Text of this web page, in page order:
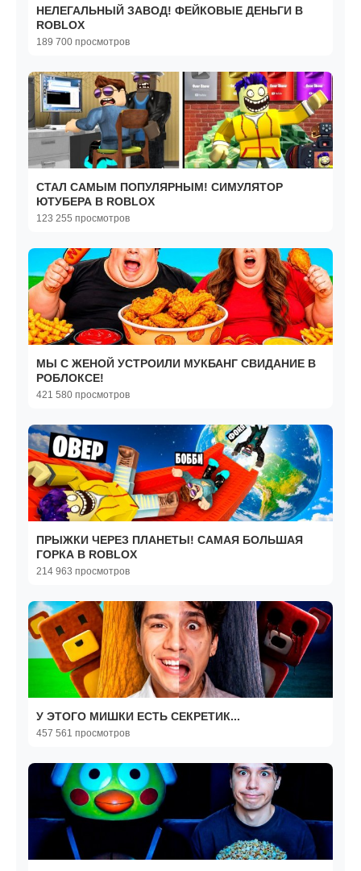
НЕЛЕГАЛЬНЫЙ ЗАВОД! ФЕЙКОВЫЕ ДЕНЬГИ В
ROBLOX
189 700 просмотров
СТАЛ САМЫМ ПОПУЛЯРНЫМ! СИМУЛЯТОР
ЮТУБЕРА В ROBLOX
123 255 просмотров
МЫ С ЖЕНОЙ УСТРОИЛИ МУКБАНГ СВИДАНИЕ В
РОБЛОКСЕ!
421 580 просмотров
ПРЫЖКИ ЧЕРЕЗ ПЛАНЕТЫ! САМАЯ БОЛЬШАЯ
ГОРКА В ROBLOX
214 963 просмотров
У ЭТОГО МИШКИ ЕСТЬ СЕКРЕТИК...
457 561 просмотров